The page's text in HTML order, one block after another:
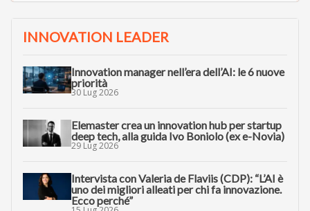
INNOVATION LEADER
Innovation manager nell’era dell’AI: le 6 nuove
priorità
30 Lug 2026
Elemaster crea un innovation hub per startup
deep tech, alla guida Ivo Boniolo (ex e-Novia)
29 Lug 2026
Intervista con Valeria de Flaviis (CDP): “L’AI è
uno dei migliori alleati per chi fa innovazione.
Ecco perché”